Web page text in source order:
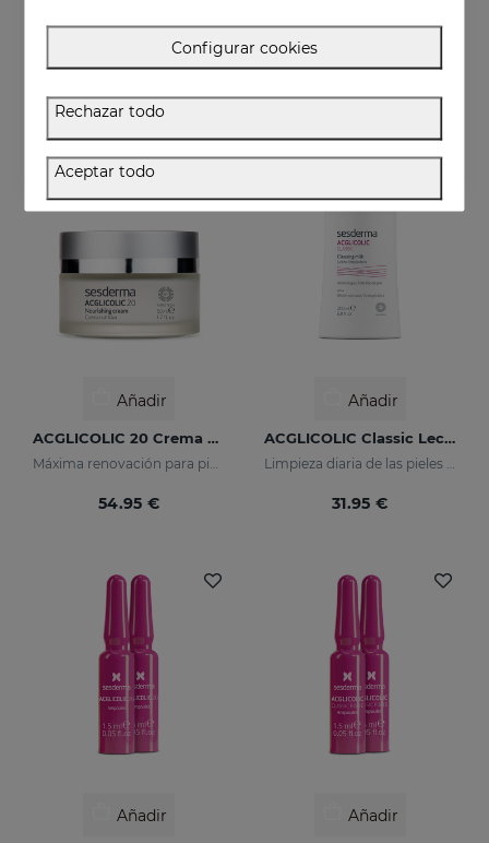
ACGLICOLIC S Gel
Renueva tu piel con niveles de eficacia nunca antes alcanzados
ACGLICOLIC 20 Crema Hidratante SPF 15
Añadir
ACGLICOLIC 20 Crema Nutritiva
Máxima renovación para pieles maduras
54.95 €
Añadir
ACGLICOLIC Classic Leche Limpiadora
Limpieza diaria de las pieles maduras.
31.95 €
Añadir Añadir
Configurar cookies
Rechazar todo
Aceptar todo